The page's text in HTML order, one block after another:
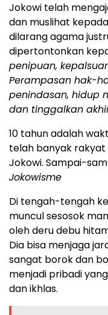
Jokowi telah
dan muslihat
dilarang agama
dipertontonkan
penipuan,
Perampasan hak-
penindasan, hidup
dan tinggalkan
10 tahun adalah
telah banyak rakyat
Jokowi. Sampai-
Jokowisme
Di tengah-tengah
muncul sesosok
oleh deru debu
Dia bisa menjaga
sangat borok dan
menjadi pribadi
dan ikhlas.